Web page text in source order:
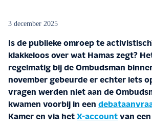
3 december 2025
Is de publieke omroep te
klakkeloos over wat Hamas zegt?
regelmatig bij de Ombudsman
november gebeurde er echter iets
vragen werden niet aan de
kwamen voorbij in een
Kamer en via het X-account van